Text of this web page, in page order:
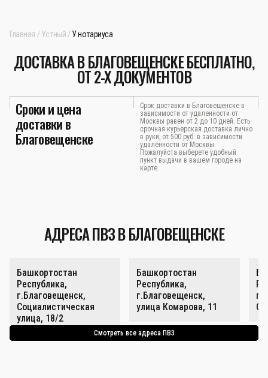
Главная Устный У нотариуса
ДОСТАВКА В БЛАГОВЕЩЕНСКЕ БЕСПЛАТНО,
ОТ 2-Х ДОКУМЕНТОВ
Сроки и цена
доставки в
Благовещенске
Срок доставки в Благовещенске в
зависимости от удаленности от
Москвы равен от 2 до 10 дней. Есть
срочная курьерская доставка лично
в руки, от 500 руб. в зависимости
удалённости от Москвы.
Пожалуйста выберете удобный
пункт выдачи в вашем городе на
карте.
АДРЕСА ПВЗ В БЛАГОВЕЩЕНСКЕ
Башкортостан
Республика,
г.Благовещенск,
Социалистическая
улица, 18/2
Башкортостан
Республика,
г.Благовещенск,
улица Комарова, 11
Смотреть все адреса ПВЗ